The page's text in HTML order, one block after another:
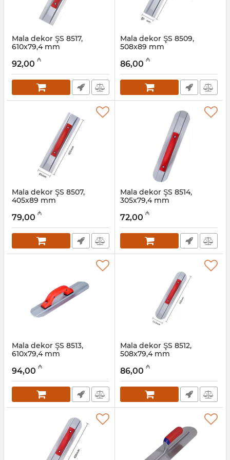
Mala dekor ŞS 8517,
610x79,4 mm
049001018
92,00 ₼
Mala dekor ŞS 8509,
508x89 mm
049001017
86,00 ₼
Mala dekor ŞS 8507,
405x89 mm
049001016
79,00 ₼
Mala dekor ŞS 8514,
305x79,4 mm
049001015
72,00 ₼
Mala dekor ŞS 8513,
610x79,4 mm
049001014
94,00 ₼
Mala dekor ŞS 8512,
508x79,4 mm
049001013
86,00 ₼